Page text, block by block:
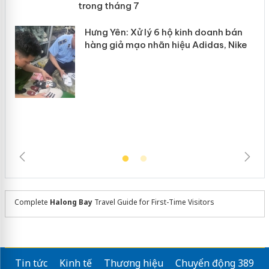
mại trong tháng 7
Complete Halong BayTravel Guide for First-Time Visitors
Tin tức Kinh tế Thương hiệu Chuyển động 389